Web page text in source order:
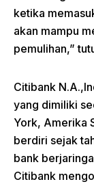
ketika
akan mampu
pemulihan,”
Citibank
yang dimiliki
York, Amerika
berdiri sejak
bank
Citibank